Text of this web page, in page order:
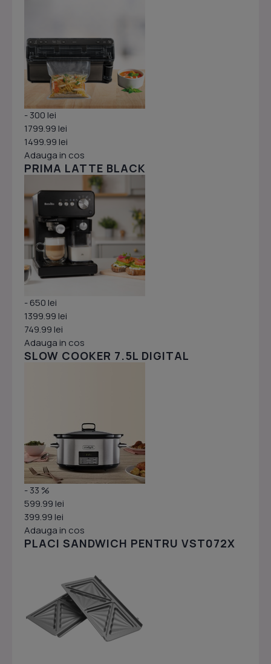
- 300 lei
1799.99 lei
1499.99 lei
Adauga in cos
PRIMA LATTE BLACK
- 650 lei
1399.99 lei
749.99 lei
Adauga in cos
SLOW COOKER 7.5L DIGITAL
- 33 %
599.99 lei
399.99 lei
Adauga in cos
PLACI SANDWICH PENTRU VST072X